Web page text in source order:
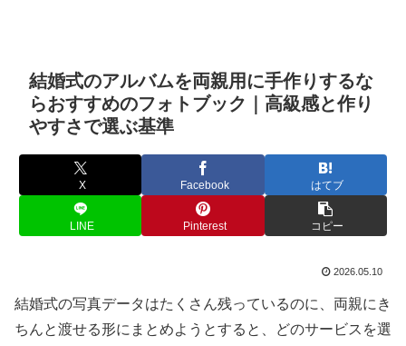
結婚式のアルバムを両親用に手作りするな
らおすすめのフォトブック｜高級感と作り
やすさで選ぶ基準
X Facebook はてブ
LINE Pinterest コピー
2026.05.10
結婚式の写真データはたくさん残っているのに、両親にき
ちんと渡せる形にまとめようとすると、どのサービスを選